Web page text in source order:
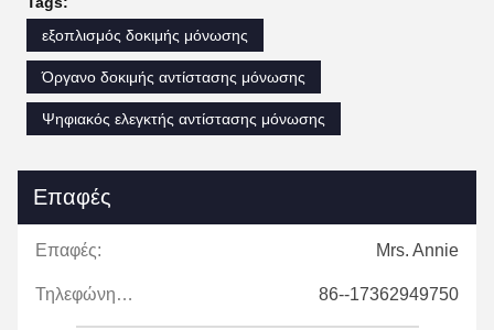
εξοπλισμός δοκιμής μόνωσης
Όργανο δοκιμής αντίστασης μόνωσης
Ψηφιακός ελεγκτής αντίστασης μόνωσης
Επαφές
Επαφές: Mrs. Annie
Τηλεφώνημα: 86--17362949750